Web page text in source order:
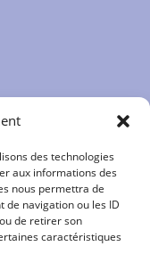
des technologies
aux informations des
nous permettra de
navigation ou les ID
de retirer son
caractéristiques